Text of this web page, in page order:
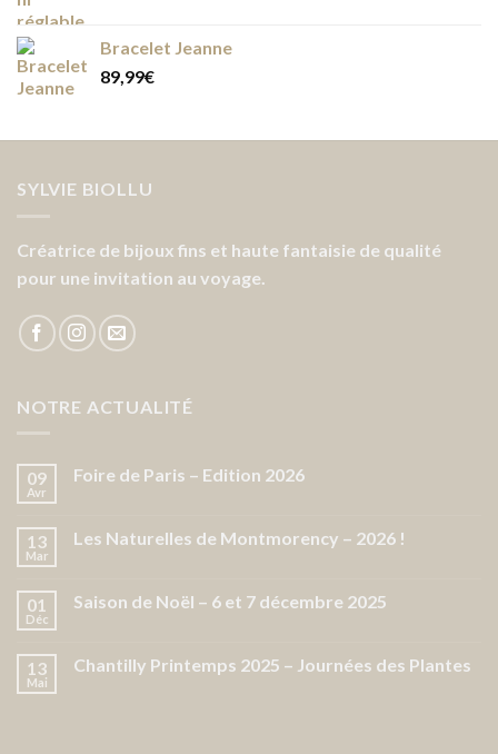
Bracelet Jeanne
89,99€
SYLVIE BIOLLU
Créatrice de bijoux fins et haute fantaisie de qualité
pour une invitation au voyage.
NOTRE ACTUALITÉ
09
Avr
Foire de Paris – Edition 2026
13
Mar
Les Naturelles de Montmorency – 2026 !
01
Déc
Saison de Noël – 6 et 7 décembre 2025
13
Mai
Chantilly Printemps 2025 – Journées des Plantes